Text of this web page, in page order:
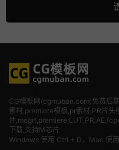
CG模板网(cgmuban.com)免费后
素材 ,premiere模板,pr素材,PR片
件
下载,支持M芯片
Windows 使用 Ctrl + D，Mac 使